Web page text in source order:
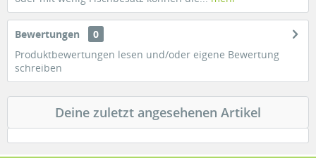
Bewertungen
0
Produktbewertungen lesen und/oder eigene Bewertung
schreiben
Deine zuletzt angesehenen Artikel